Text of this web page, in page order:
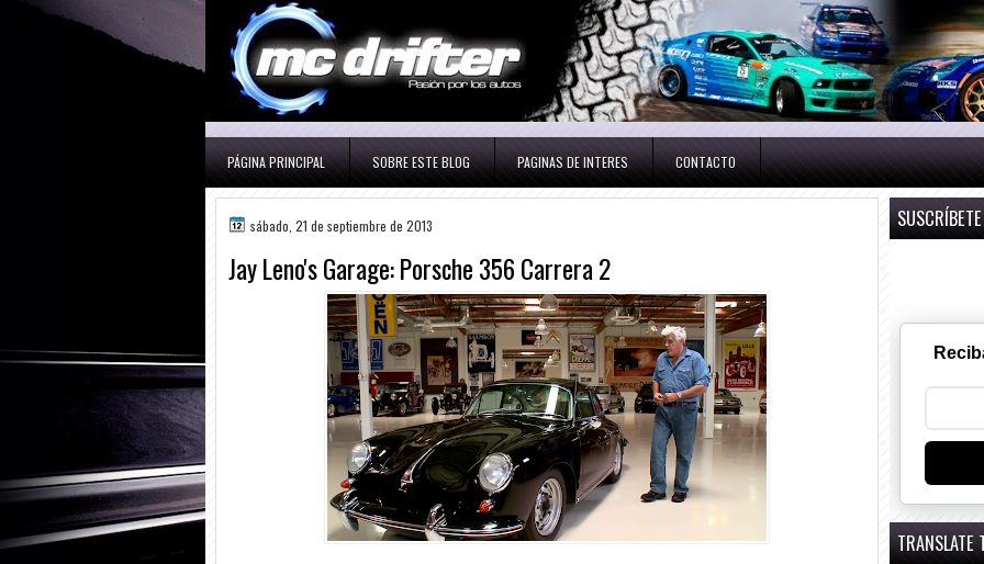
PÁGINA PRINCIPAL SOBRE ESTE BLOG PAGINAS DE INTERES CONTACTO
sábado, 21 de septiembre de 2013
Jay Leno's Garage: Porsche 356 Carrera 2
TRANSLATE